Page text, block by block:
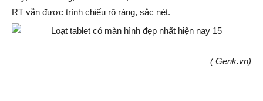
RT vẫn được trình chiếu rõ ràng, sắc nét.
( Genk.vn)